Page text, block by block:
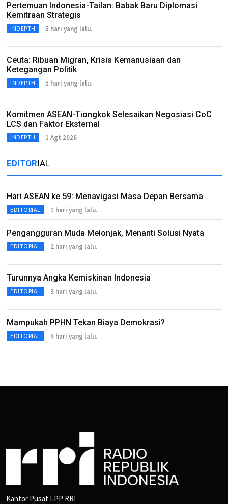
Pertemuan Indonesia-Tailan: Babak Baru Diplomasi
Kemitraan Strategis
INDEPTH 5 hari yang lalu.
Ceuta: Ribuan Migran, Krisis Kemanusiaan dan
Ketegangan Politik
INDEPTH 5 hari yang lalu.
Komitmen ASEAN-Tiongkok Selesaikan Negosiasi CoC
LCS dan Faktor Eksternal
INDEPTH 1 Agt 2026
EDITORIAL
Hari ASEAN ke 59: Menavigasi Masa Depan Bersama
EDITORIAL 1 hari yang lalu.
Pengangguran Muda Melonjak, Menanti Solusi Nyata
EDITORIAL 2 hari yang lalu.
Turunnya Angka Kemiskinan Indonesia
EDITORIAL 3 hari yang lalu.
Mampukah PPHN Tekan Biaya Demokrasi?
EDITORIAL 4 hari yang lalu.
Kantor Pusat LPP RRI